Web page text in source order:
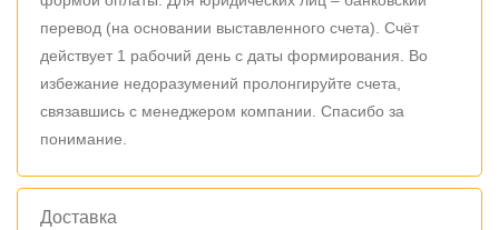
перевод (на основании выставленного счета). Счёт
действует 1 рабочий день с даты формирования. Во
избежание недоразумений пролонгируйте счета,
связавшись с менеджером компании. Спасибо за
понимание.
Доставка